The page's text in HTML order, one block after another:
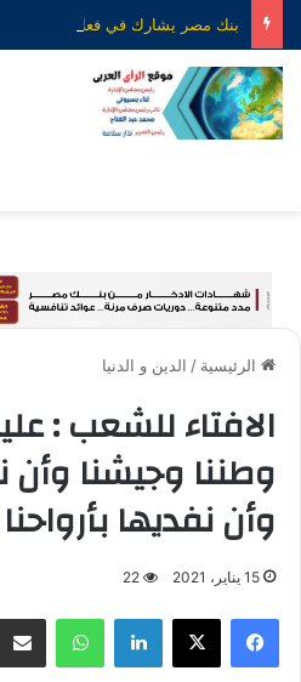
الرئيسية / الدين و الدنيا
الافتاء للشعب :
وطننا وجيشنا وأن
وأن نفديها
15 يناير، 2021 22
فيسبوك X لينكدإن واتساب